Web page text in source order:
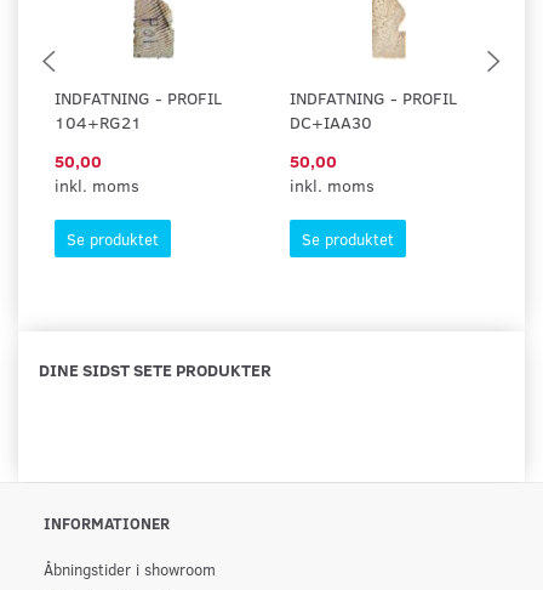
INDFATNING - PROFIL
104+RG21
50,00
inkl. moms
Se produktet
INDFATNING - PROFIL
DC+IAA30
50,00
inkl. moms
Se produktet
DINE SIDST SETE PRODUKTER
INFORMATIONER
Åbningstider i showroom